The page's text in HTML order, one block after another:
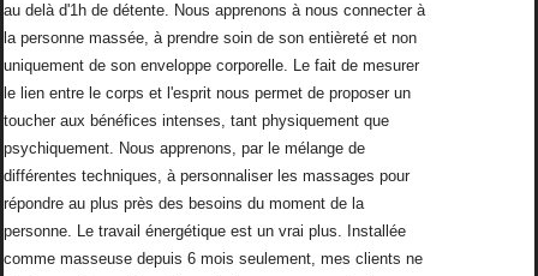
au delà d'1h de détente. Nous apprenons à nous connecter à
la personne massée, à prendre soin de son entièreté et non
uniquement de son enveloppe corporelle. Le fait de mesurer
le lien entre le corps et l'esprit nous permet de proposer un
toucher aux bénéfices intenses, tant physiquement que
psychiquement. Nous apprenons, par le mélange de
différentes techniques, à personnaliser les massages pour
répondre au plus près des besoins du moment de la
personne. Le travail énergétique est un vrai plus. Installée
comme masseuse depuis 6 mois seulement, mes clients ne